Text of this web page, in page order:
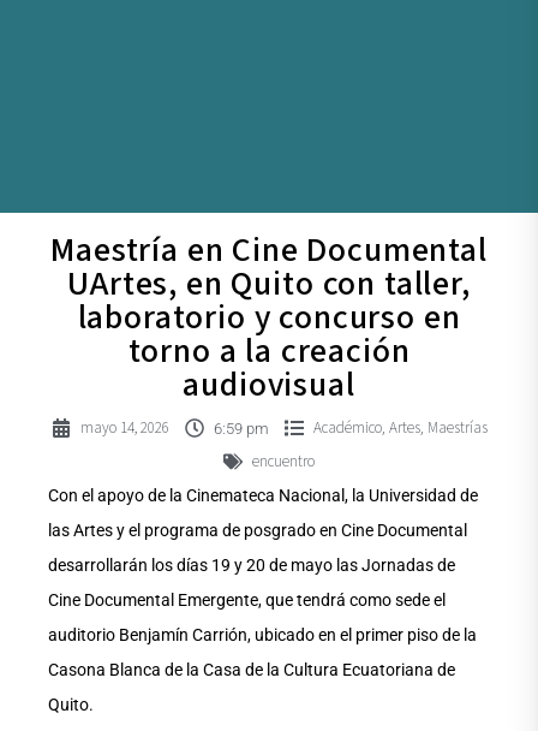
Maestría en Cine Documental
UArtes, en Quito con taller,
laboratorio y concurso en
torno a la creación
audiovisual
mayo 14, 2026 6:59 pm Académico, Artes, Maestrías
encuentro
Con el apoyo de la Cinemateca Nacional, la Universidad de
las Artes y el programa de posgrado en Cine Documental
desarrollarán los días 19 y 20 de mayo las Jornadas de
Cine Documental Emergente, que tendrá como sede el
auditorio Benjamín Carrión, ubicado en el primer piso de la
Casona Blanca de la Casa de la Cultura Ecuatoriana de
Quito.